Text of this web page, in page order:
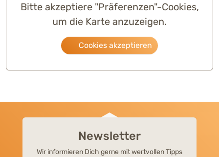
Bitte akzeptiere "Präferenzen"-Cookies,
um die Karte anzuzeigen.
Cookies akzeptieren
Newsletter
Wir informieren Dich gerne mit wertvollen Tipps